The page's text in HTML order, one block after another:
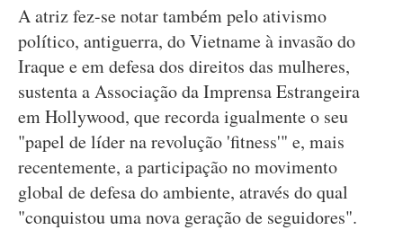
A atriz fez-se notar também pelo ativismo
político, antiguerra, do Vietname à invasão do
Iraque e em defesa dos direitos das mulheres,
sustenta a Associação da Imprensa Estrangeira
em Hollywood, que recorda igualmente o seu
"papel de líder na revolução 'fitness'" e, mais
recentemente, a participação no movimento
global de defesa do ambiente, através do qual
"conquistou uma nova geração de seguidores".